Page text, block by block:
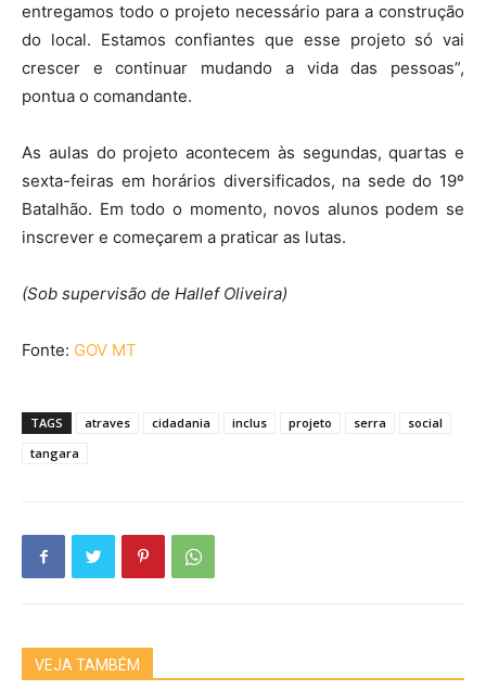
entregamos todo o projeto necessário para a construção
do local. Estamos confiantes que esse projeto só vai
crescer e continuar mudando a vida das pessoas”,
pontua o comandante.
As aulas do projeto acontecem às segundas, quartas e
sexta-feiras em horários diversificados, na sede do 19º
Batalhão. Em todo o momento, novos alunos podem se
inscrever e começarem a praticar as lutas.
(Sob supervisão de Hallef Oliveira)
Fonte: GOV MT
TAGS atraves cidadania inclus projeto serra
social
tangara
VEJA TAMBÉM